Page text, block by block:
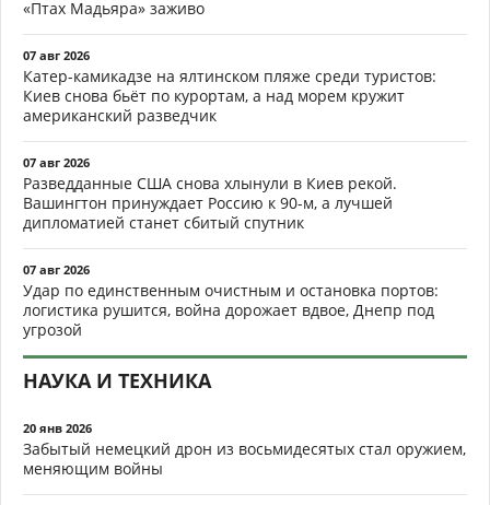
«Птах Мадьяра» заживо
07 авг 2026
Катер-камикадзе на ялтинском пляже среди туристов:
Киев снова бьёт по курортам, а над морем кружит
американский разведчик
07 авг 2026
Разведданные США снова хлынули в Киев рекой.
Вашингтон принуждает Россию к 90-м, а лучшей
дипломатией станет сбитый спутник
07 авг 2026
Удар по единственным очистным и остановка портов:
логистика рушится, война дорожает вдвое, Днепр под
угрозой
НАУКА И ТЕХНИКА
20 янв 2026
Забытый немецкий дрон из восьмидесятых стал оружием,
меняющим войны